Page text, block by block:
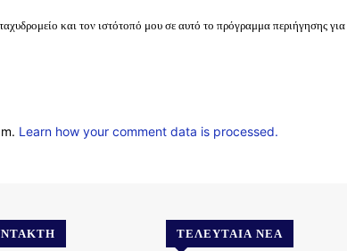
και τον ιστότοπό μου σε αυτό το πρόγραμμα περιήγησης
Learn how your comment data is processed.
ΤΕΛΕΥΤΑΊΑ ΝΈΑ